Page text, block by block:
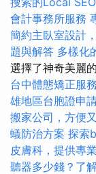
會計事務所服務
簡約主臥室設計
題與解答 多樣化
選擇了神奇美麗
台中體態矯正服務
雄地區台胞證申
搬家公司，方便
蟻防治方案 探索
皮膚科，提供專
聽器多少錢？了